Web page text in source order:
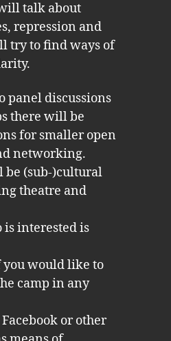
talk about
repression and
try to find ways of
panel discussions
there will be
for smaller open
networking.
be (sub-)cultural
theatre and
is interested is
would like to
camp in any
or other